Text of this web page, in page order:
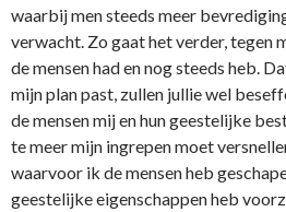
waarbij men steeds meer
verwacht. Zo gaat het verder, tegen
de mensen had en nog steeds heb.
mijn plan past, zullen jullie wel
de mensen mij en hun geestelijke
te meer mijn ingrepen moet
waarvoor ik de mensen heb
geestelijke eigenschappen heb